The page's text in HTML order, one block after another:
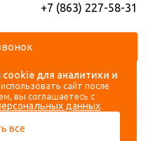
+7 (863) 227-58-31
для аналитики и
сайт после
вы соглашаетесь с
данных.
все